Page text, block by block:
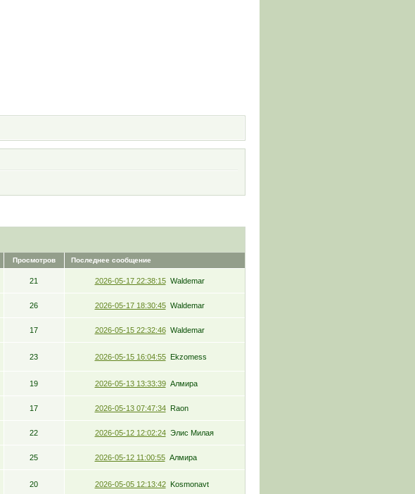
Просмотров Последнее сообщение
21 2026-05-17 22:38:15 Waldemar
26 2026-05-17 18:30:45 Waldemar
17 2026-05-15 22:32:46 Waldemar
23 2026-05-15 16:04:55 Ekzomess
19 2026-05-13 13:33:39 Алмира
17 2026-05-13 07:47:34 Raon
22 2026-05-12 12:02:24 Элис Милая
25 2026-05-12 11:00:55 Алмира
20 2026-05-05 12:13:42 Kosmonavt